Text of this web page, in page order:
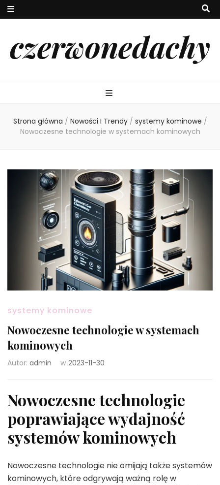
czerwonedachy
Strona główna / Nowości I Trendy / systemy kominowe /
Nowoczesne technologie w systemach kominowych
systemy kominowe
Nowoczesne technologie w systemach
kominowych
Autor: admin w 2023-11-30
Nowoczesne technologie
poprawiające wydajność
systemów kominowych
Nowoczesne technologie nie omijają także systemów
kominowych, które odgrywają ważną rolę w